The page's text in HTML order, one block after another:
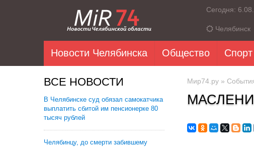
Сегодня:
Челябинск
Новости Челябинска Общество Спорт
ВСЕ НОВОСТИ
В Челябинске суд обязал самокатчика
выплатить сбитой им пенсионерке 80
тысяч рублей
Челябинцу, до смерти забившему
Мир74.ру »